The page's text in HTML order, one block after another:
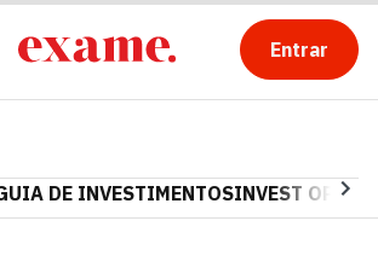
Entrar
DE INVESTIMENTOSINVEST OPINA